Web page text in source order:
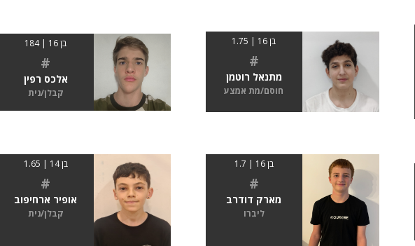
בן 16 | 1.75
#
מתנאל רוטמן
חוסם/מת אמצע
בן 16 | 184
#
אלכס רפין
קבלן/נית
בן 16 | 1.7
#
מארק דודרב
ליברו
בן 14 | 1.65
#
אופיר ארחיפוב
קבלן/נית